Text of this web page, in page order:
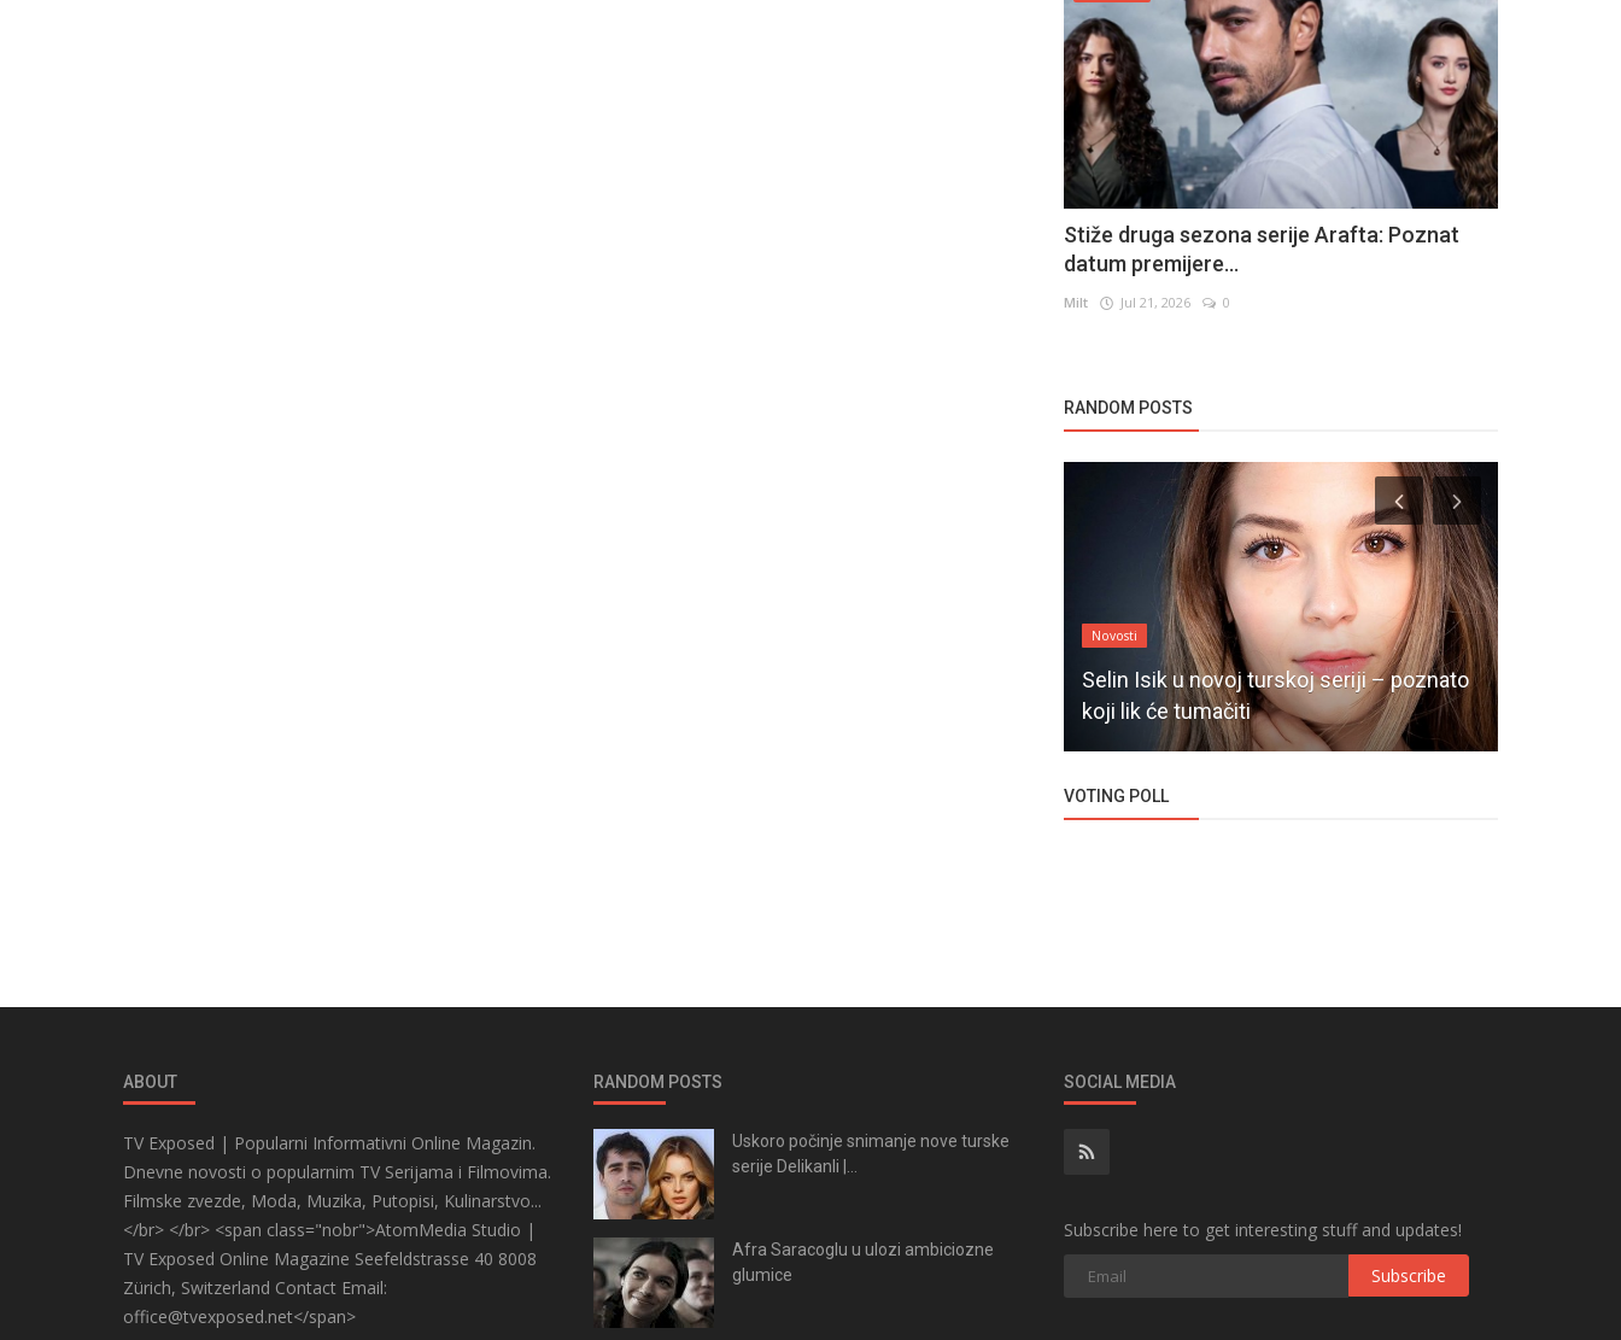
Stiže druga sezona serije Arafta: Poznat
datum premijere...
Milt Jul 21, 2026 0
RANDOM POSTS
Novosti
Selin Isik u novoj turskoj seriji – poznato
koji lik će tumačiti
VOTING POLL
ABOUT
TV Exposed | Popularni Informativni Online Magazin.
Dnevne novosti o popularnim TV Serijama i Filmovima.
Filmske zvezde, Moda, Muzika, Putopisi, Kulinarstvo...
</br> </br> <span class="nobr">AtomMedia Studio |
TV Exposed Online Magazine Seefeldstrasse 40 8008
Zürich, Switzerland Contact Email:
office@tvexposed.net</span>
RANDOM POSTS
Uskoro počinje snimanje nove turske
serije Delikanli |...
Afra Saracoglu u ulozi ambiciozne
glumice
SOCIAL MEDIA
Subscribe here to get interesting stuff and updates!
Subscribe